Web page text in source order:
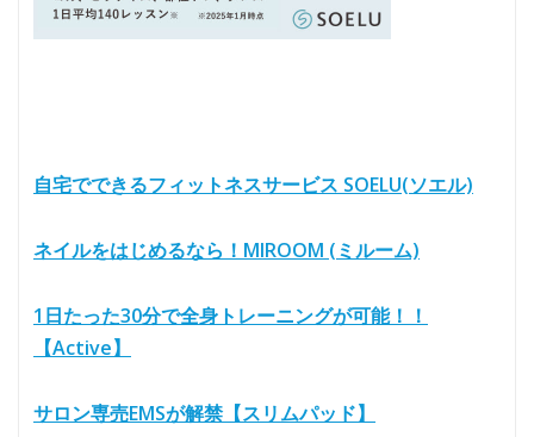
自宅でできるフィットネスサービス SOELU(ソエル)
ネイルをはじめるなら！MIROOM (ミルーム)
1日たった30分で全身トレーニングが可能！！
【Active】
サロン専売EMSが解禁【スリムパッド】